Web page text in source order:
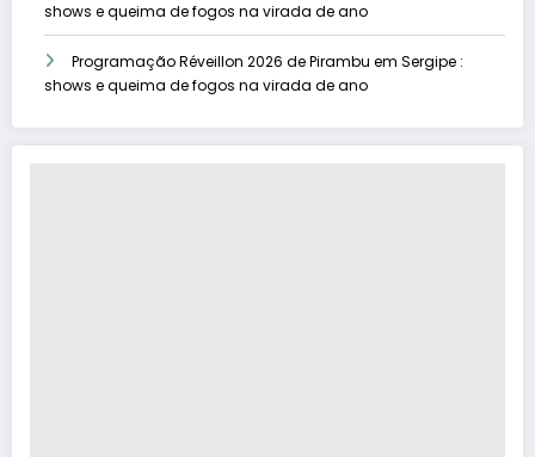
shows e queima de fogos na virada de ano
Programação Réveillon 2026 de Pirambu em Sergipe :
shows e queima de fogos na virada de ano